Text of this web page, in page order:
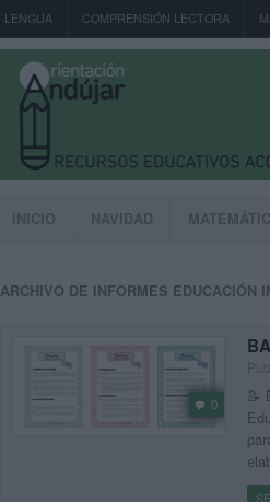
LENGUA COMPRENSIÓN LECTORA
INICIO NAVIDAD
ARCHIVO DE INFORMES EDUCACIÓN
0
📝